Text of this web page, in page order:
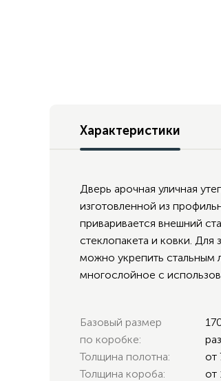
Характеристики
Дверь арочная уличная
изготовленной из
приваривается внешний
стеклопакета и ковки.
можно укрепить стальным
многослойное с
Базовый размер
по коробке:
Толщина полотна: от
Толщина короба:
от